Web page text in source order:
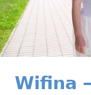
Wifina